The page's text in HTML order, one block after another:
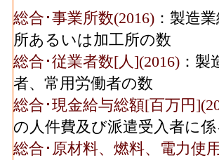
食料品･原材料、燃料、
電力使用等額(2016)
食料品･製造品出荷額等
(2016)
食料品･粗付加価値額
(2016)
総合･事業所数(2016) ：製造
所あるいは加工所の数
総合･従業者数[人](2016) ：
者、常用労働者の数
総合･現金給与総額[百万円
の人件費及び派遣受入者に
総合･原材料、燃料、電力使